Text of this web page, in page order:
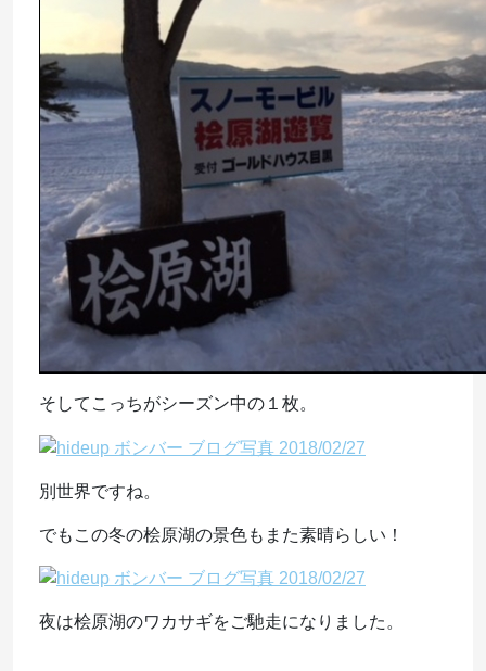
そしてこっちがシーズン中の１枚。
別世界ですね。
でもこの冬の桧原湖の景色もまた素晴らしい！
夜は桧原湖のワカサギをご馳走になりました。